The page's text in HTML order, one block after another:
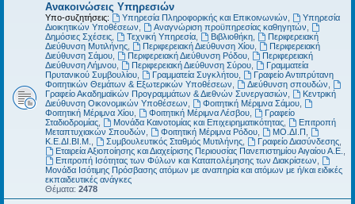
Ανακοινώσεις Υπηρεσιών
Υπο-συζητήσεις: Υπηρεσία Πληροφορικής και Επικοινωνιών
Υπηρεσία
Διοικητικών Υποθέσεων
Αναγνώριση προϋπηρεσίας καθηγητών
Δημόσιες Σχέσεις
Τεχνική Υπηρεσία, Βιβλιοθήκη,
Περιφερειακή
Διεύθυνση Μυτιλήνης
Περιφερειακή Διεύθυνση Χίου,
Περιφερειακή
Διεύθυνση Σάμου
Περιφερειακή Διεύθυνση Ρόδου,
Περιφερειακή
Διεύθυνση Λήμνου
Περιφερειακή Διεύθυνση Σύρου,
Γραμματεία
Πρυτανικού Συμβουλίου
Γραμματεία Συγκλήτου,
Γραφείο Αντιπρύτανη
Φοιτητικών Θεμάτων & Εξωτερικών Υποθέσεων
Διεύθυνση σπουδών
Γραφείο Ακαδημαϊκών Προγραμμάτων & Διεθνών Συνεργασιών
Κεντρική
Διεύθυνση Οικονομικών Υποθέσεων
Φοιτητική Μέριμνα Σάμου,
Φοιτητική Μέριμνα Χίου
Φοιτητική Μέριμνα Λέσβου,
Γραφείο
Σταδιοδρομίας
Μονάδα Καινοτομίας και Επιχειρηματικότητας,
Επιτροπή
Μεταπτυχιακών Σπουδών
Φοιτητική Μέριμνα Ρόδου, ΜΟ.ΔΙ.Π
Κ.Ε.ΔΙ.ΒΙ.Μ.
Συμβουλευτικός Σταθμός Μυτιλήνης, Γραφείο Διασύνδεσης,
Εταιρεία Αξιοποίησης και Διαχείρισης Περιουσίας Πανεπιστημίου Αιγαίου Α.Ε.
Επιτροπή Ισότητας των Φύλων και Καταπολέμησης των Διακρίσεων
Μονάδα Ισότιμης Πρόσβασης ατόμων με αναπηρία και ατόμων με ή/και ειδικές
εκπαιδευτικές ανάγκες
Θέματα: 2478